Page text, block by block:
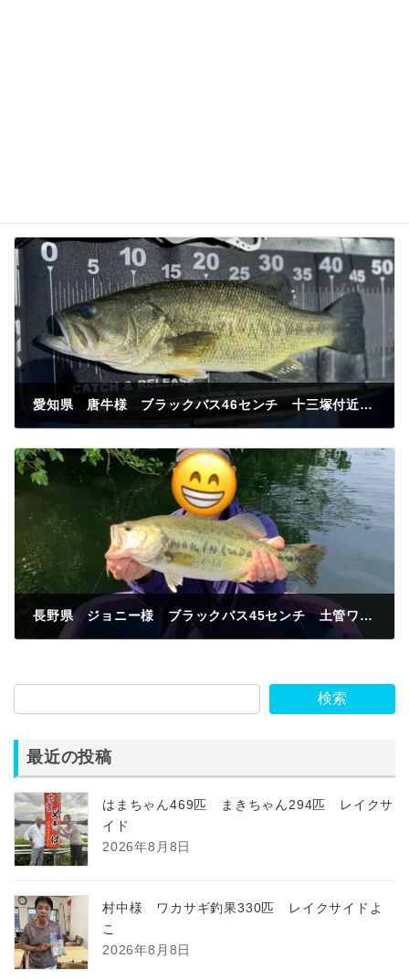
愛知県 唐牛様 ブラックバス46センチ 十三塚付近 いも毛虫
長野県 ジョニー様 ブラックバス45センチ 土管ワンド フリックシェイク
検索
最近の投稿
はまちゃん469匹 まきちゃん294匹 レイクサ
イド
2026年8月8日
村中様 ワカサギ釣果330匹 レイクサイドよ
こ
2026年8月8日